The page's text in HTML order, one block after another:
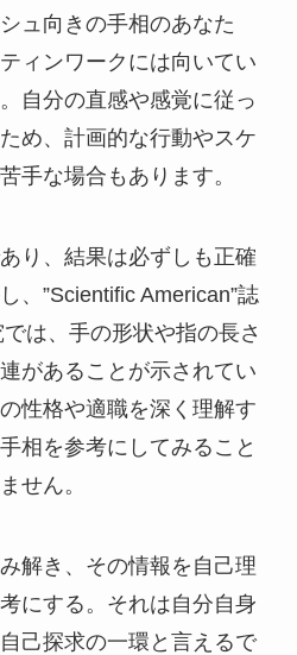
ュ向きの手相のあなた
ィンワークには向いてい
自分の直感や感覚に従っ
め、計画的な行動やスケ
手な場合もあります。
り、結果は必ずしも正確
、”Scientific American”誌
は、手の形状や指の長さ
があることが示されてい
性格や適職を深く理解す
相を参考にしてみること
せん。
解き、その情報を自己理
にする。それは自分自身
己探求の一環と言えるで